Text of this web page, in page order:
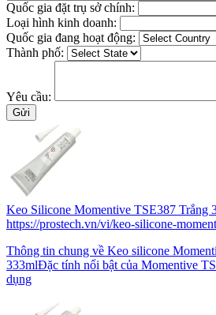
Quốc gia đặt trụ sở chính:
Loại hình kinh doanh:
Quốc gia đang hoạt động:
Thành phố:
Yêu cầu:
Keo Silicone Momentive TSE387 Trắng
https://prostech.vn/vi/keo-silicone-
Thông tin chung về Keo silicone
333mlĐặc tính nổi bật của Momentive
dụng